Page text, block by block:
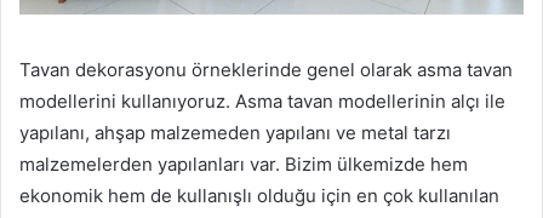
Tavan dekorasyonu örneklerinde genel olarak asma tavan
modellerini kullanıyoruz. Asma tavan modellerinin alçı ile
yapılanı, ahşap malzemeden yapılanı ve metal tarzı
malzemelerden yapılanları var. Bizim ülkemizde hem
ekonomik hem de kullanışlı olduğu için en çok kullanılan